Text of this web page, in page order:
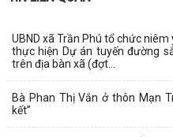
UBND xã Trần Phú tổ chức
thực hiện Dự án tuyến đường
trên địa bàn xã (đợt...
Bà Phan Thị Vắn ở thôn Mạn
kết”